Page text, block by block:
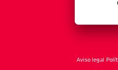
Aviso legal